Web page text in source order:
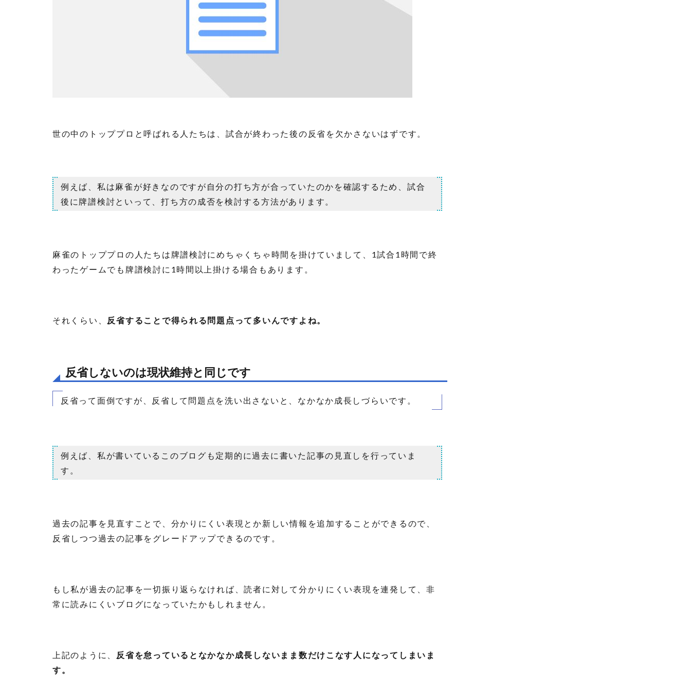
世の中のトッププロと呼ばれる人たちは、試合が終わった後の反省を欠かさないはずです。
例えば、私は麻雀が好きなのですが自分の打ち方が合っていたのかを確認するため、試合
後に牌譜検討といって、打ち方の成否を検討する方法があります。
麻雀のトッププロの人たちは牌譜検討にめちゃくちゃ時間を掛けていまして、1試合1時間で終
わったゲームでも牌譜検討に1時間以上掛ける場合もあります。
それくらい、 反省することで得られる問題点って多いんですよね。
反省しないのは現状維持と同じです
反省って面倒ですが、反省して問題点を洗い出さないと、なかなか成長しづらいです。
例えば、私が書いているこのブログも定期的に過去に書いた記事の見直しを行っていま
す。
過去の記事を見直すことで、分かりにくい表現とか新しい情報を追加することができるので、
反省しつつ過去の記事をグレードアップできるのです。
もし私が過去の記事を一切振り返らなければ、読者に対して分かりにくい表現を連発して、非
常に読みにくいブログになっていたかもしれません。
上記のように、 反省を怠っているとなかなか成長しないまま数だけこなす人になってしまいま
す。